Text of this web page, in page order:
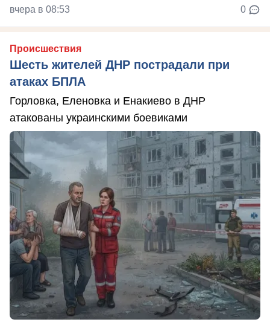
вчера в 08:53 0
Происшествия
Шесть жителей ДНР пострадали при
атаках БПЛА
Горловка, Еленовка и Енакиево в ДНР
атакованы украинскими боевиками